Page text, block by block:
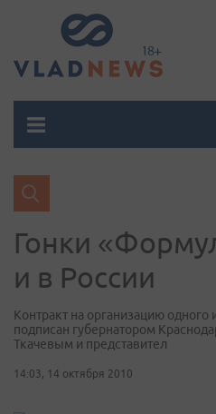
Гонки
и в России
Контракт на организацию одного
подписан губернатором
Ткачевым и представител
14:03, 14 октября 2010